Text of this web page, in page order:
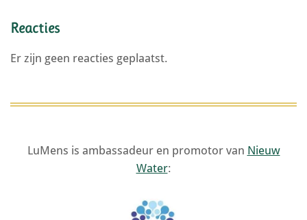
Reacties
Er zijn geen reacties geplaatst.
LuMens is ambassadeur en promotor van Nieuw
Water: